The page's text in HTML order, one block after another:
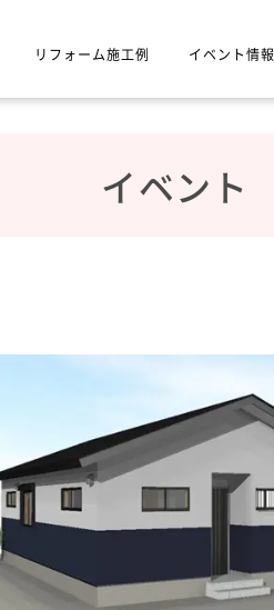
リフォーム施工例 イベント情報
イベント